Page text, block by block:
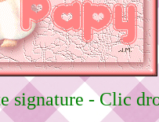
signature - Clic